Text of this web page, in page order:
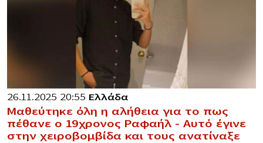
26.11.2025 20:55 Ελλάδα
Μαθεύτηκε όλη η αλήθεια για το πως
πέθανε ο 19χρονος Ραφαήλ – Αυτό έγινε
στην χειροβομβίδα και τους ανατίναξε